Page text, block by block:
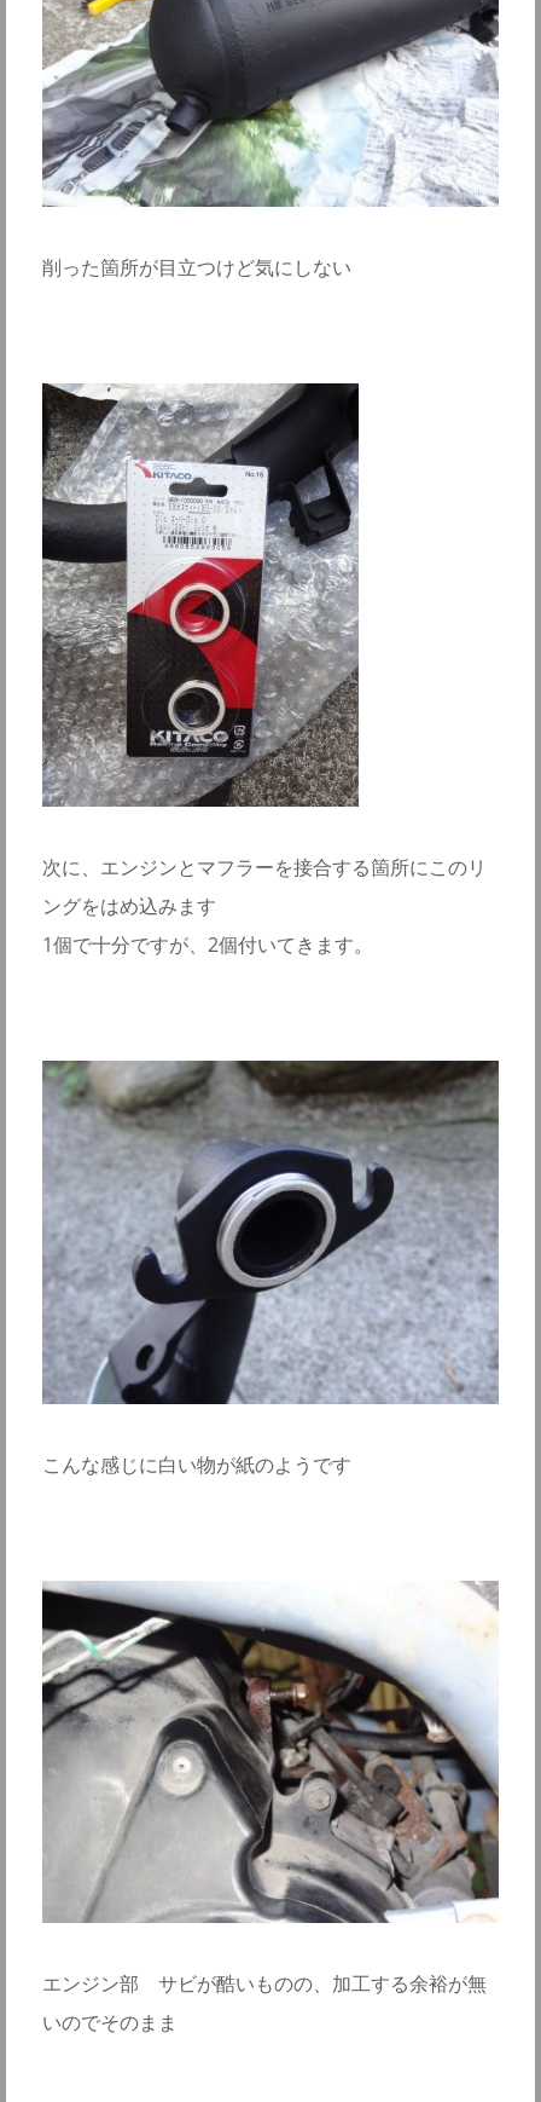
削った箇所が目立つけど気にしない
次に、エンジンとマフラーを接合する箇所にこのリ
ングをはめ込みます
1個で十分ですが、2個付いてきます。
こんな感じに白い物が紙のようです
エンジン部 サビが酷いものの、加工する余裕が無
いのでそのまま